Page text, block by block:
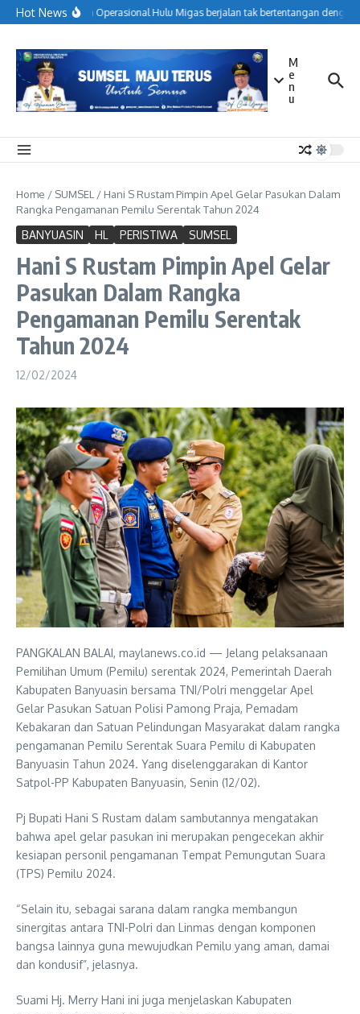
Lewati ke konten
Hot NewsMenjaga Operasional Hulu Migas berjalan tak bertentangan dengan
M
e
n
u
Home / SUMSEL / Hani S Rustam Pimpin Apel Gelar Pasukan Dalam
Rangka Pengamanan Pemilu Serentak Tahun 2024
BANYUASIN HL PERISTIWA SUMSEL
Hani S Rustam Pimpin Apel Gelar
Pasukan Dalam Rangka
Pengamanan Pemilu Serentak
Tahun 2024
12/02/2024
PANGKALAN BALAI, maylanews.co.id — Jelang pelaksanaan
Pemilihan Umum (Pemilu) serentak 2024, Pemerintah Daerah
Kabupaten Banyuasin bersama TNI/Polri menggelar Apel
Gelar Pasukan Satuan Polisi Pamong Praja, Pemadam
Kebakaran dan Satuan Pelindungan Masyarakat dalam rangka
pengamanan Pemilu Serentak Suara Pemilu di Kabupaten
Banyuasin Tahun 2024. Yang diselenggarakan di Kantor
Satpol-PP Kabupaten Banyuasin, Senin (12/02).
Pj Bupati Hani S Rustam dalam sambutannya mengatakan
bahwa apel gelar pasukan ini merupakan pengecekan akhir
kesiapan personil pengamanan Tempat Pemungutan Suara
(TPS) Pemilu 2024.
“Selain itu, sebagai sarana dalam rangka membangun
sinergitas antara TNI-Polri dan Linmas dengan komponen
bangsa lainnya guna mewujudkan Pemilu yang aman, damai
dan kondusif”, jelasnya.
Suami Hj. Merry Hani ini juga menjelaskan Kabupaten